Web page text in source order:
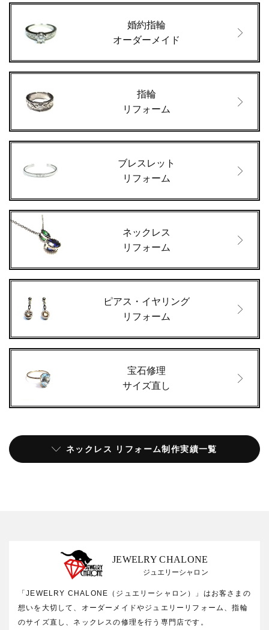
婚約指輪
オーダーメイド
指輪
リフォーム
ブレスレット
リフォーム
ネックレス
リフォーム
ピアス・イヤリング
リフォーム
宝石修理
サイズ直し
ネックレス リフォーム制作実績一覧
JEWELRY CHALONE
ジュエリーシャロン
「JEWELRY CHALONE（ジュエリーシャロン）」はお客さまの
想いを大切して、オーダーメイドやジュエリーリフォーム、指輪
のサイズ直し、ネックレスの修理を行う専門店です。